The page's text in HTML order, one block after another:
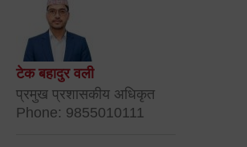
टेक बहादुर वली
प्रमुख प्रशासकीय अधिकृत
Phone: 9855010111